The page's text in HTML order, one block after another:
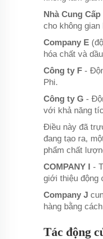
Nhà Cung Cấp
cho không
Company E
hóa chất và
Công ty F -
Phi.
Công ty G -
với khả năng
Điều này đã
đang tạo ra,
phẩm chất
COMPANY I -
giới thiệu động
Company J
hàng bằng
Tác động